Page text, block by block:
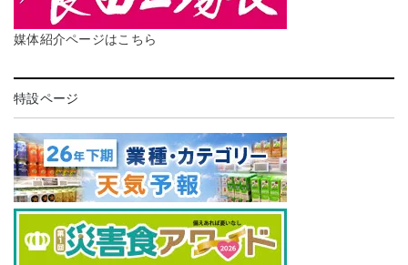
媒体紹介ページはこちら
特設ページ